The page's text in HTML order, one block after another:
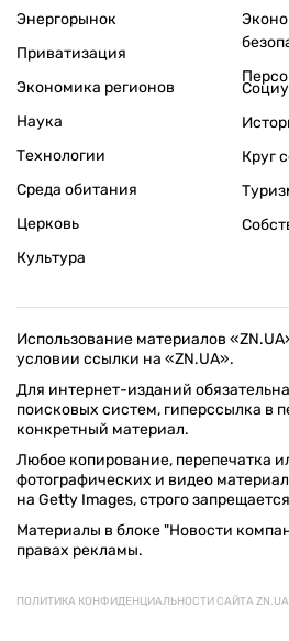
Энергорынок
Приватизация
Экономика регионов
Наука
Технологии
Среда обитания
Церковь
Культура
Круг
Использование материалов
условии ссылки на «ZN.UA».
Для интернет-изданий
поисковых систем, гиперссылка в
конкретный материал.
Любое копирование, перепечатка
фотографических и видео
на Getty Images, строго
Материалы в блоке "Новости
правах рекламы.
ПОЛИТИКА КОНФИДЕНЦИАЛЬНОСТИ САЙТА ZN.UA
© 1994–2026 «ЗЕРКАЛО НЕДЕЛИ. УКРАИНА».